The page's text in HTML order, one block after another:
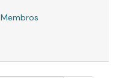
Membros